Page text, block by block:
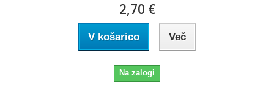
2,70 €
V košarico Več
Na zalogi